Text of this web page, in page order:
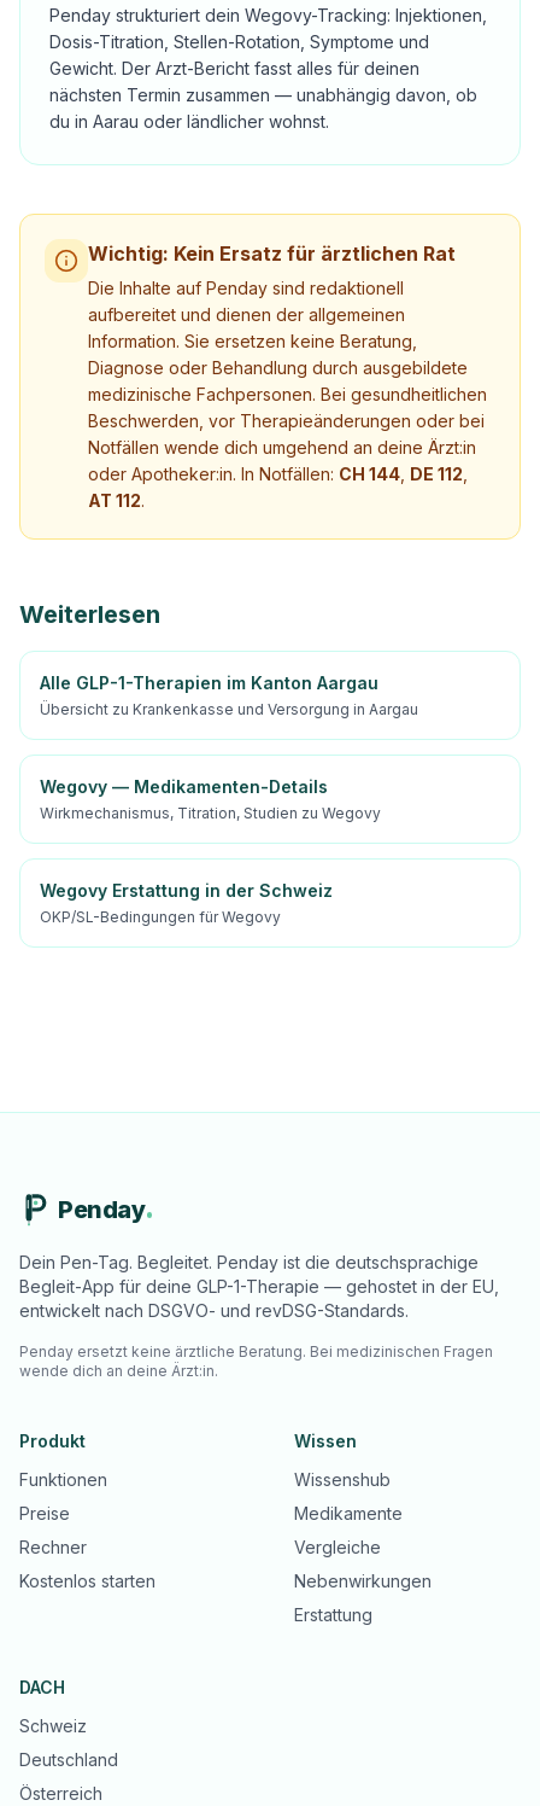
Penday strukturiert dein Wegovy-Tracking: Injektionen,
Dosis-Titration, Stellen-Rotation, Symptome und
Gewicht. Der Arzt-Bericht fasst alles für deinen
nächsten Termin zusammen — unabhängig davon, ob
du in Aarau oder ländlicher wohnst.
Wichtig: Kein Ersatz für ärztlichen Rat
Die Inhalte auf Penday sind redaktionell
aufbereitet und dienen der allgemeinen
Information. Sie ersetzen keine Beratung,
Diagnose oder Behandlung durch ausgebildete
medizinische Fachpersonen. Bei gesundheitlichen
Beschwerden, vor Therapieänderungen oder bei
Notfällen wende dich umgehend an deine Ärzt:in
oder Apotheker:in. In Notfällen: CH 144 DE 112
AT 112.
Weiterlesen
Alle GLP-1-Therapien im Kanton Aargau
Übersicht zu Krankenkasse und Versorgung in Aargau
Wegovy — Medikamenten-Details
Wirkmechanismus, Titration, Studien zu Wegovy
Wegovy Erstattung in der Schweiz
OKP/SL-Bedingungen für Wegovy
Penday
Dein Pen-Tag. Begleitet. Penday ist die deutschsprachige
Begleit-App für deine GLP-1-Therapie — gehostet in der EU,
entwickelt nach DSGVO- und revDSG-Standards.
Penday ersetzt keine ärztliche Beratung. Bei medizinischen Fragen
wende dich an deine Ärzt:in.
Produkt
Funktionen
Preise
Rechner
Kostenlos starten
Wissen
Wissenshub
Medikamente
Vergleiche
Nebenwirkungen
Erstattung
DACH
Schweiz
Deutschland
Österreich